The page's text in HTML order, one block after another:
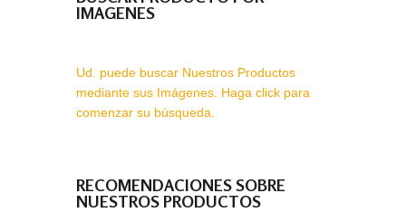
IMAGENES
Ud. puede buscar Nuestros Productos
mediante sus Imágenes. Haga click para
comenzar su búsqueda.
RECOMENDACIONES SOBRE
NUESTROS PRODUCTOS